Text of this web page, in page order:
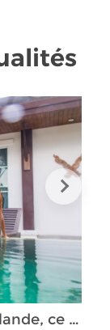
Acheter une propriété en Thaïlande, ce qu'il faut savoir